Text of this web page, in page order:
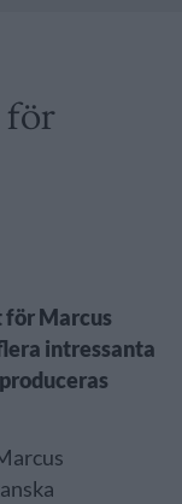
för
för Marcus
intressanta